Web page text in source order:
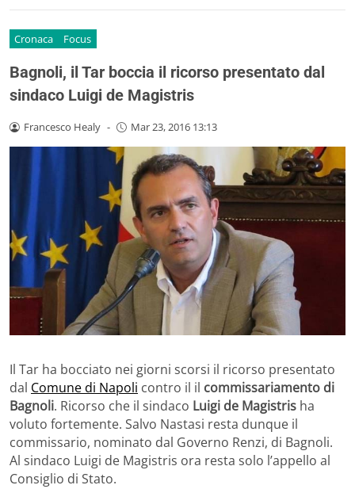
Cronaca Focus
Bagnoli, il Tar boccia il ricorso presentato dal
sindaco Luigi de Magistris
Francesco Healy - Mar 23, 2016 13:13
Il Tar ha bocciato nei giorni scorsi il ricorso presentato
dal Comune di Napoli contro il il commissariamento di
Bagnoli. Ricorso che il sindaco Luigi de Magistris ha
voluto fortemente. Salvo Nastasi resta dunque il
commissario, nominato dal Governo Renzi, di Bagnoli.
Al sindaco Luigi de Magistris ora resta solo l’appello al
Consiglio di Stato.